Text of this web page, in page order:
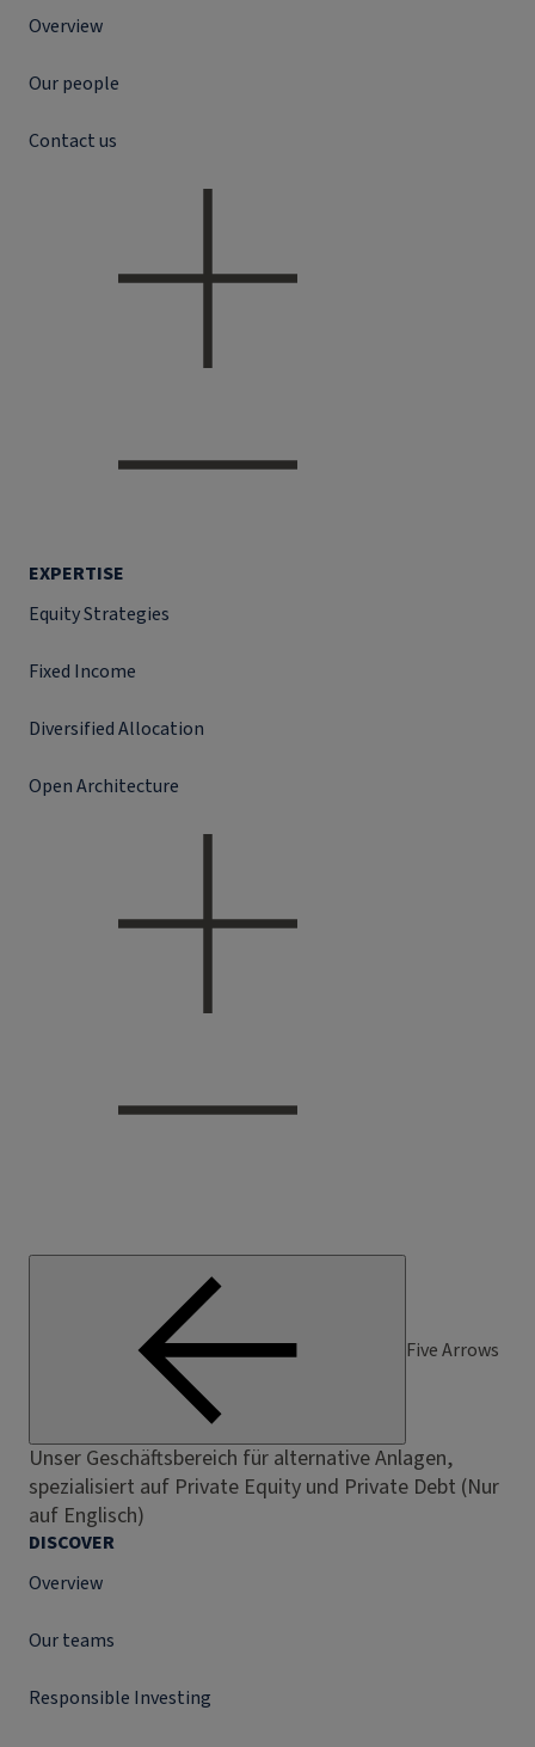
Overview
Our people
Contact us
EXPERTISE
Equity Strategies
Fixed Income
Diversified Allocation
Open Architecture
Five Arrows
Unser Geschäftsbereich für alternative Anlagen,
spezialisiert auf Private Equity und Private Debt (Nur
auf Englisch)
DISCOVER
Overview
Our teams
Responsible Investing